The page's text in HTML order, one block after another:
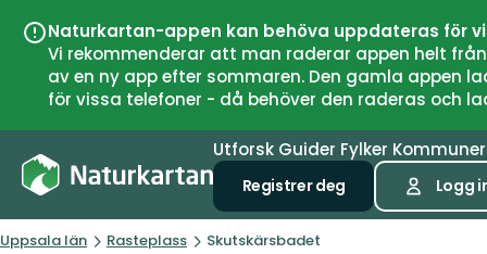
Naturkartan-appen kan behöva uppdateras för
Vi rekommenderar att man raderar appen helt
av en ny app efter sommaren. Den gamla
för vissa telefoner - då behöver den raderas och
Utforsk Guider Fylker Kommuner
Registrer deg Logg
Uppsala län Rasteplass Skutskärsbadet